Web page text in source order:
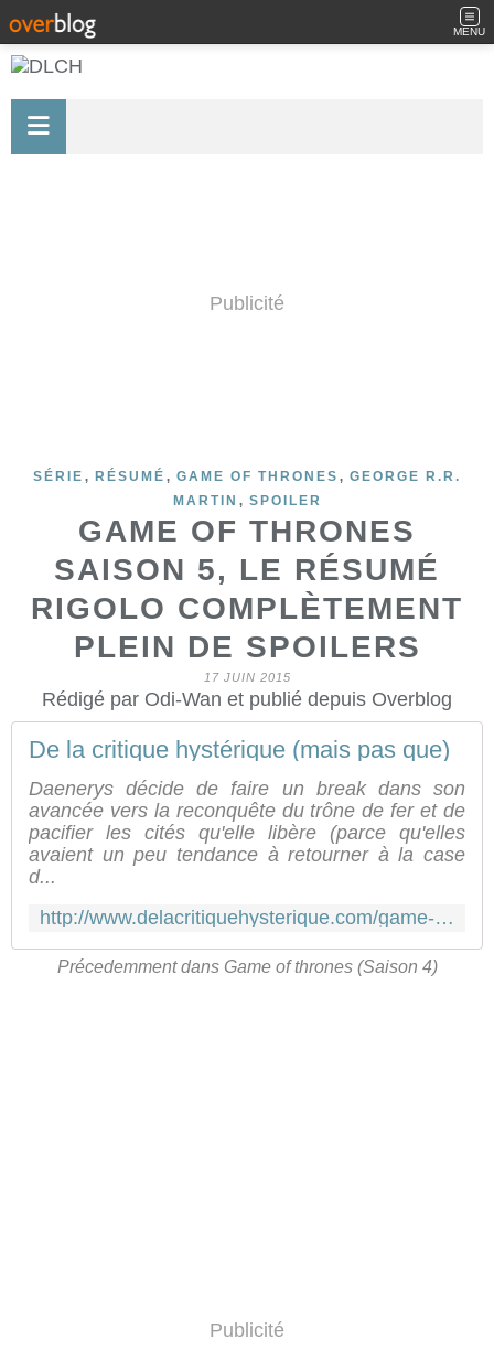
MENU
Publicité
SÉRIE , RÉSUMÉ , GAME OF THRONES , GEORGE R.R.
MARTIN , SPOILER
GAME OF THRONES
SAISON 5, LE RÉSUMÉ
RIGOLO COMPLÈTEMENT
PLEIN DE SPOILERS
17 JUIN 2015
Rédigé par Odi-Wan et publié depuis Overblog
De la critique hystérique (mais pas que)
Daenerys décide de faire un break dans son
avancée vers la reconquête du trône de fer et de
pacifier les cités qu'elle libère (parce qu'elles
avaient un peu tendance à retourner à la case
d...
http://www.delacritiquehysterique.com/game-of-thrones-saison-4-le-resume
Précedemment dans Game of thrones (Saison 4)
Publicité